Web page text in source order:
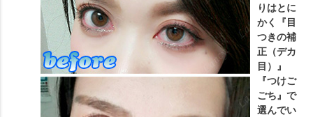
りはとに
かく『目
つきの補
正（デカ
目）』
『つけご
ごち』で
選んでい